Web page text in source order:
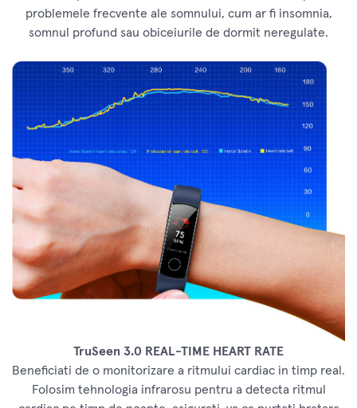
problemele frecvente ale somnului, cum ar fi insomnia,
somnul profund sau obiceiurile de dormit neregulate.
TruSeen 3.0 REAL-TIME HEART RATE
Beneficiati de o monitorizare a ritmului cardiac in timp real.
Folosim tehnologia infrarosu pentru a detecta ritmul